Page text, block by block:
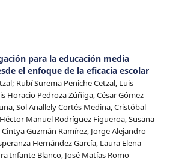
para la educación media
el enfoque de la eficacia escolar
Rubí Surema Peniche Cetzal, Luis
Horacio Pedroza Zúñiga, César Gómez
Sol Anallely Cortés Medina, Cristóbal
Manuel Rodríguez Figueroa, Susana
Guzmán Ramírez, Jorge Alejandro
Hernández García, Laura Elena
Infante Blanco, José Matías Romo